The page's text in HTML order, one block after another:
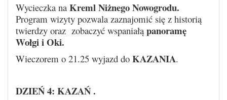
Wycieczka na Kreml Niżnego Nowogrodu.
Program wizyty pozwala zaznajomić się z historią
twierdzy oraz zobaczyć wspaniałą panoramę
Wołgi i Oki.
Wieczorem o 21.25 wyjazd do KAZANIA.
DZIEŃ 4: KAZAŃ.